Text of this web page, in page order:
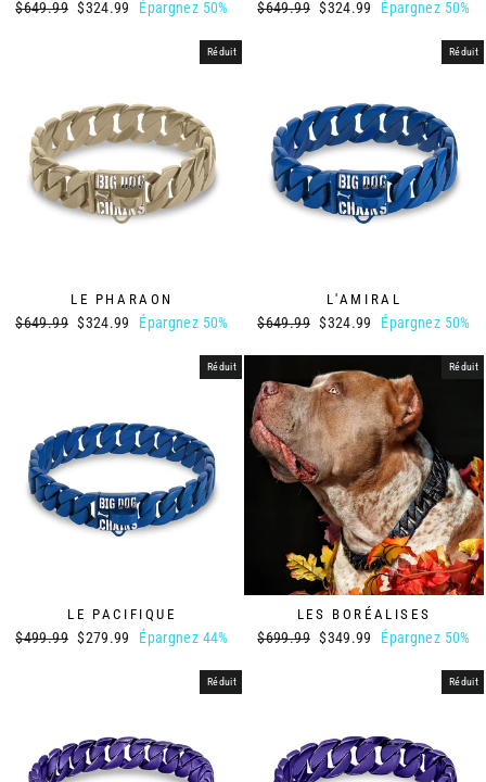
Prix
$649.99 Prix
$324.99 Épargnez 50%
Prix
$649.99 Prix
$324.99 Épargnez 50%
Réduit
LE PHARAON
Prix
$649.99 Prix
$324.99 Épargnez 50%
Réduit
L'AMIRAL
Prix
$649.99 Prix
$324.99 Épargnez 50%
Réduit
LE PACIFIQUE
Prix
$499.99 Prix
$279.99 Épargnez 44%
Réduit
LES BORÉALISES
Prix
$699.99 Prix
$349.99 Épargnez 50%
Réduit Réduit